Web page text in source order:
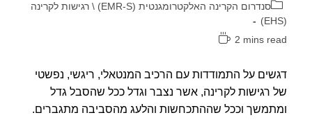
סנדרום הקרינה האלקטרומגנטית (EMR-S) \ רגישות לקרינה
2 mins
על התמודדות עם הרכיב המנטאלי, ריגשי, נפשטי
לקרינה, אשר נצבר וגדל ככל שהסבל גדל
וככל שההתכחשות והלעג מהסביבה מתגברים.